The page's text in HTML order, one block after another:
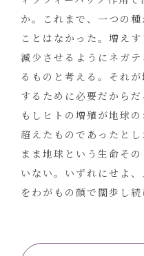
か。これまで、一つの
ことはなかった。増え
減少させるようにネガ
るものと考える。それ
するために必要だからだ
もしヒトの増殖が地球
超えたものであったと
まま地球という生命そ
いない。いずれにせよ
をわがもの顔で闊歩し